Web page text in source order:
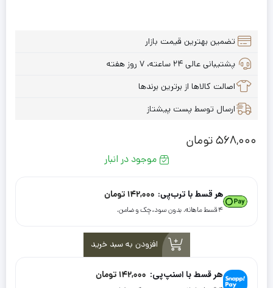
تضمین بهترین قیمت بازار
پشتیبانی عالی ۲۴ ساعته، ۷ روز هفته
اصالت کالاها از برترین برندها
ارسال توسط پست پیشتاز
568,000تومان
موجود در انبار
هر قسط با ترب‌پی: 142,000 تومان
۴ قسط ماهانه. بدون سود، چک و ضامن.
افزودن به سبد خرید
هر قسط با اسنپ‌پی: 142,000 تومان